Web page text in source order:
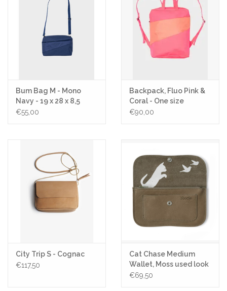
Bum Bag M - Mono
Navy - 19 x 28 x 8,5
€55,00
Backpack, Fluo Pink &
Coral - One size
€90,00
City Trip S - Cognac
€117,50
Cat Chase Medium
Wallet, Moss used look
€69,50